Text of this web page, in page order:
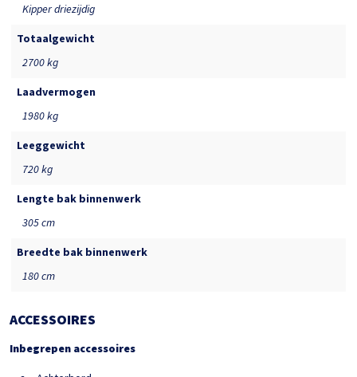
Kipper driezijdig
Totaalgewicht
2700 kg
Laadvermogen
1980 kg
Leeggewicht
720 kg
Lengte bak binnenwerk
305 cm
Breedte bak binnenwerk
180 cm
ACCESSOIRES
Inbegrepen accessoires